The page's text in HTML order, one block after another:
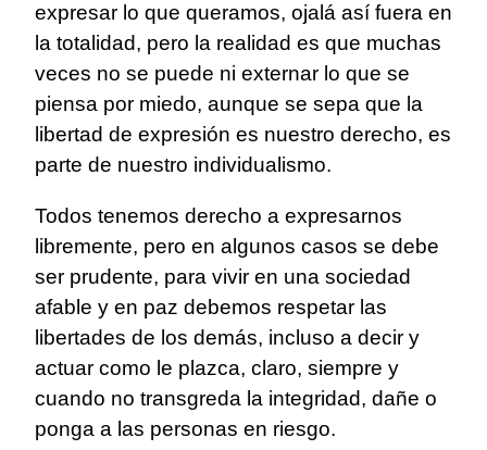
expresar lo que queramos, ojalá así fuera en
la totalidad, pero la realidad es que muchas
veces no se puede ni externar lo que se
piensa por miedo, aunque se sepa que la
libertad de expresión es nuestro derecho, es
parte de nuestro individualismo.
Todos tenemos derecho a expresarnos
libremente, pero en algunos casos se debe
ser prudente, para vivir en una sociedad
afable y en paz debemos respetar las
libertades de los demás, incluso a decir y
actuar como le plazca, claro, siempre y
cuando no transgreda la integridad, dañe o
ponga a las personas en riesgo.